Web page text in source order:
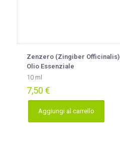
Zenzero (Zingiber Officinalis)
Olio Essenziale
10 ml
7,50 €
Aggiungi al carrello